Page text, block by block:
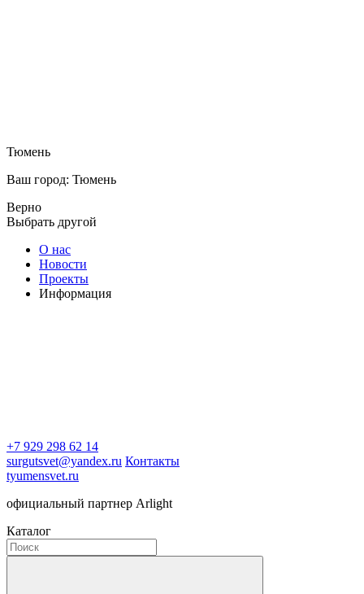
Тюмень
Ваш город: Тюмень
Верно
Выбрать другой
О нас
Новости
Проекты
Информация
+7 929 298 62 14
surgutsvet@yandex.ru Контакты
tyumensvet.ru
официальный партнер Arlight
Каталог